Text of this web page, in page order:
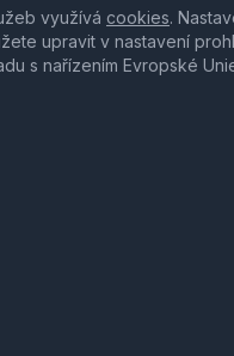
využívá cookies.
upravit v nastavení
s nařízením Evropské